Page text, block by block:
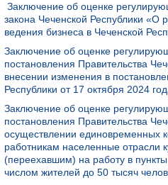
Заключение об оценке
закона Чеченской Республики «О
ведения бизнеса в Чеченской
Заключение об оценке
постановления Правительства
внесении изменения в
Республики от 17 октября 2024
Заключение об оценке
постановления Правительства
осуществлении единовременных
работникам населенные отрасли
(переехавшим) на работу в
числом жителей до 50 тысяч